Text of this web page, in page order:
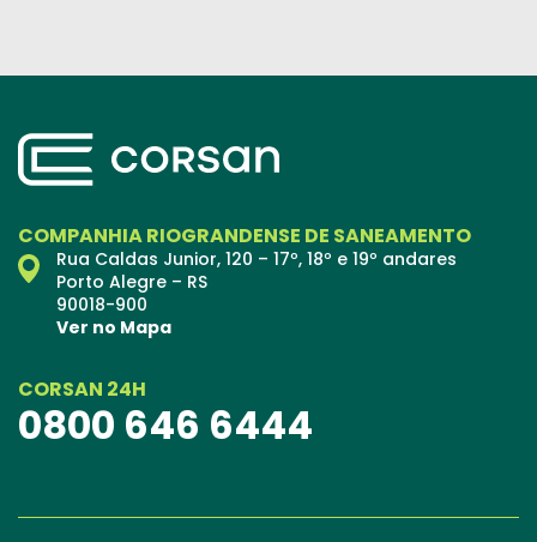
COMPANHIA RIOGRANDENSE DE SANEAMENTO
Rua Caldas Junior, 120 – 17º, 18º e 19º andares
Porto Alegre – RS
90018-900
Ver no Mapa
CORSAN 24H
0800 646 6444